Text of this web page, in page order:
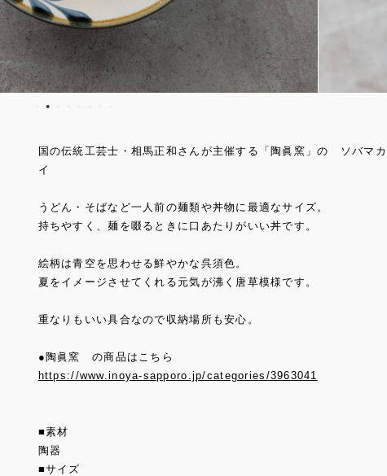
国の伝統工芸士・相馬正和さんが主催する「陶眞窯」の ソバマカ
イ
うどん・そばなど一人前の麺類や丼物に最適なサイズ。
持ちやすく、麺を啜るときに口あたりがいい丼です。
絵柄は青空を思わせる鮮やかな呉須色。
夏をイメージさせてくれる元気が沸く唐草模様です。
重なりもいい具合なので収納場所も安心。
●陶眞窯 の商品はこちら
https://www.inoya-sapporo.jp/categories/3963041
■素材
陶器
■サイズ